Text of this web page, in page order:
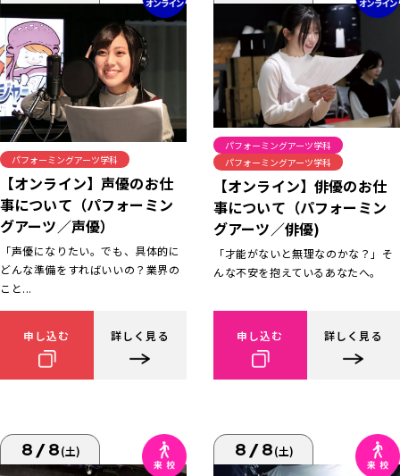
パフォーミングアーツ学科
【オンライン】声優のお仕
事について（パフォーミン
グアーツ／声優）
「声優になりたい。でも、具体的に
どんな準備をすればいいの？業界の
こと...
申し込む 詳しく見る
パフォーミングアーツ学科
パフォーミングアーツ学科
【オンライン】俳優のお仕
事について（パフォーミン
グアーツ／俳優)
「才能がないと無理なのかな？」そ
んな不安を抱えているあなたへ。
申し込む 詳しく見る
8/8(土) 8/8(土)